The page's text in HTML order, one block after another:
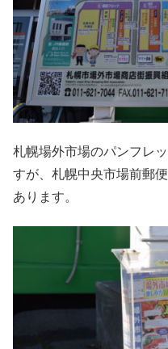
札幌場外市場のパンフレ
すが、札幌中央市場前郵
あります。